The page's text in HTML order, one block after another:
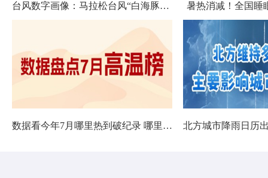
台风数字画像：马拉松台风“白海豚”将影响十余省份 暑热消减！全国睡
数据看今年7月哪里热到破纪录 哪里暑热连轴转